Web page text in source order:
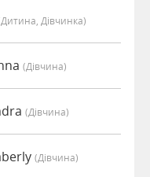
Дівчинка)
(дівчина)
(дівчина)
(дівчина)